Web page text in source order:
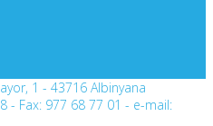
1 - 43716 Albinyana
- Fax: 977 68 77 01 - e-mail: